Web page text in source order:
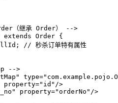
（继承 Order） -->
Order {
// 秒杀订单特有属性
-->
type=
property="id" />
property="orderNo" />